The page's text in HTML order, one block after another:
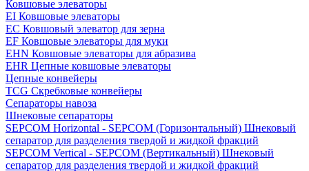
Ковшовые элеваторы
EI Ковшовые элеваторы
EC Ковшовый элеватор для зерна
EF Ковшовые элеваторы для муки
EHN Ковшовые элеваторы для абразива
EHR Цепные ковшовые элеваторы
Цепные конвейеры
TCG Скребковые конвейеры
Сепараторы навоза
Шнековые сепараторы
SEPCOM Horizontal - SEPCOM (Горизонтальный) Шнековый
сепаратор для разделения твердой и жидкой фракций
SEPCOM Vertical - SEPCOM (Вертикальный) Шнековый
сепаратор для разделения твердой и жидкой фракций